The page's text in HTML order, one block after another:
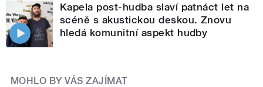
Kapela post-hudba slaví patnáct let na
scéně s akustickou deskou. Znovu
hledá komunitní aspekt hudby
MOHLO BY VÁS ZAJÍMAT